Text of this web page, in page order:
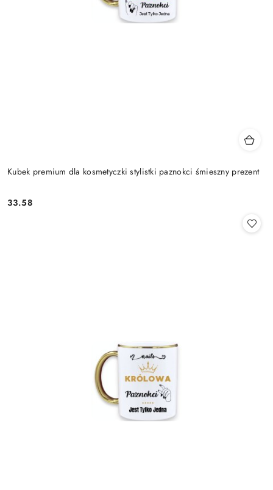
Kubek premium dla kosmetyczki stylistki paznokci śmieszny prezent
Cena:
33.58